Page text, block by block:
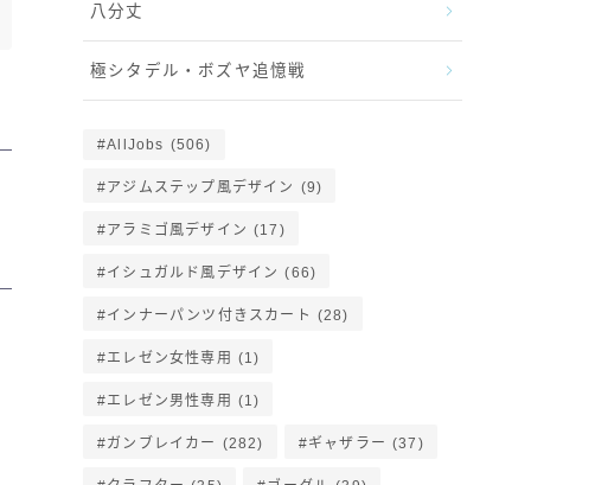
八分丈
極シタデル・ボズヤ追憶戦
AllJobs (506)
アジムステップ風デザイン (9)
アラミゴ風デザイン (17)
イシュガルド風デザイン (66)
インナーパンツ付きスカート (28)
エレゼン女性専用 (1)
エレゼン男性専用 (1)
ガンブレイカー (282) ギャザラー (37)